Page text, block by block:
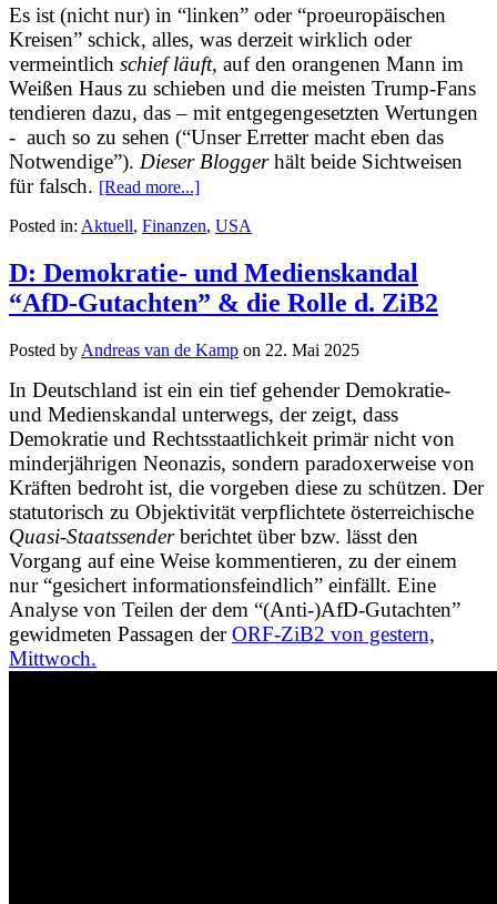
Es ist (nicht nur) in “linken” oder “proeuropäischen
Kreisen” schick, alles, was derzeit wirklich oder
vermeintlich schief läuft, auf den orangenen Mann im
Weißen Haus zu schieben und die meisten Trump-Fans
tendieren dazu, das – mit entgegengesetzten Wertungen
- auch so zu sehen (“Unser Erretter macht eben das
Notwendige”). Dieser Bloggerhält beide Sichtweisen
für falsch. [Read more...]
Posted in: Aktuell, Finanzen, USA
D: Demokratie- und Medienskandal
“AfD-Gutachten” & die Rolle d. ZiB2
Posted by Andreas van de Kamp on 22. Mai 2025
In Deutschland ist ein ein tief gehender Demokratie-
und Medienskandal unterwegs, der zeigt, dass
Demokratie und Rechtsstaatlichkeit primär nicht von
minderjährigen Neonazis, sondern paradoxerweise von
Kräften bedroht ist, die vorgeben diese zu schützen. Der
statutorisch zu Objektivität verpflichtete österreichische
Quasi-Staatssenderberichtet über bzw. lässt den
Vorgang auf eine Weise kommentieren, zu der einem
nur “gesichert informationsfeindlich” einfällt. Eine
Analyse von Teilen der dem “(Anti-)AfD-Gutachten”
gewidmeten Passagen derORF-ZiB2 von gestern,
Mittwoch.